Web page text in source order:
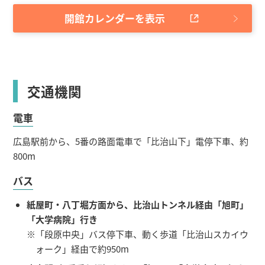
開館カレンダーを表示
交通機関
電車
広島駅前から、5番の路面電車で「比治山下」電停下車、約
800m
バス
紙屋町・八丁堀方面から、比治山トンネル経由「旭町」
「大学病院」行き
※「段原中央」バス停下車、動く歩道「比治山スカイウ
ォーク」経由で約950m